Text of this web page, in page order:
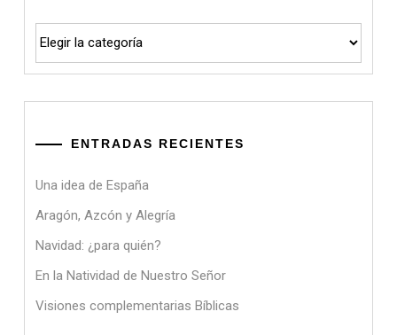
ENTRADAS RECIENTES
Una idea de España
Aragón, Azcón y Alegría
Navidad: ¿para quién?
En la Natividad de Nuestro Señor
Visiones complementarias Bíblicas